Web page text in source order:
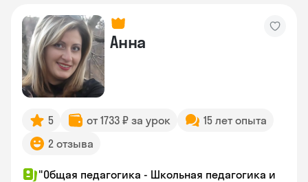
Анна
5 от 1733 ₽ за урок
15 лет опыта
2 отзыва
"Общая педагогика - Школьная педагогика и